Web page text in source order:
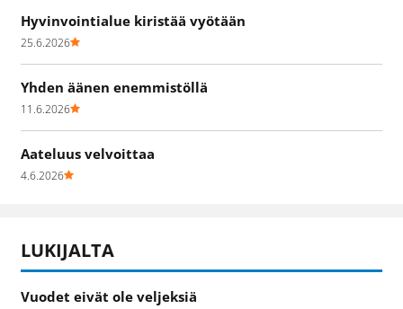
Hyvinvointialue kiristää vyötään
25.6.2026
Yhden äänen enemmistöllä
11.6.2026
Aateluus velvoittaa
4.6.2026
LUKIJALTA
Vuodet eivät ole veljeksiä